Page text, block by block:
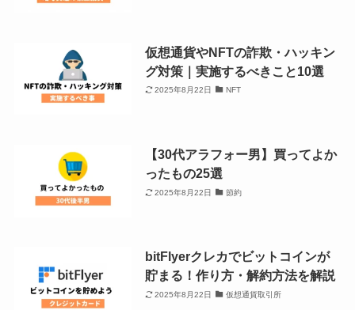
仮想通貨やNFTの詐欺・ハッキン
グ対策｜実施するべきこと10選
2025年8月22日 NFT
【30代アラフォー男】買ってよか
ったもの25選
2025年8月22日 節約
bitFlyerクレカでビットコインが
貯まる！作り方・解約方法を解説
2025年8月22日 仮想通貨取引所